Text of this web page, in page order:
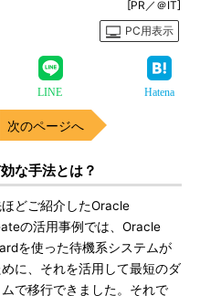
[PR／＠IT]
PC用表示
LINE Hatena
次のページへ
な手法とは？
どご紹介したOracle
の活用事例では、Oracle
を使った待機系システムが
に、それを活用して最短のダ
で移行できました。それで